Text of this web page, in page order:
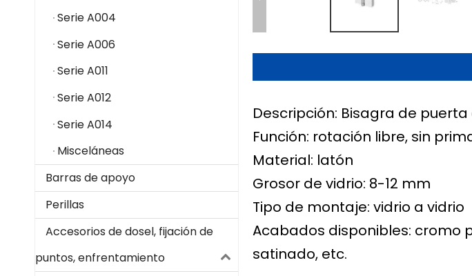
Serie A004
Serie A006
Serie A011
Serie A012
Serie A014
Misceláneas
Barras de apoyo
Perillas
Accesorios de dosel, fijación de
puntos, enfrentamiento
Descripción: Bisagra de
Función: rotación libre, sin
Material: latón
Grosor de vidrio: 8-12 mm
Tipo de montaje: vidrio a vidrio
Acabados disponibles: cromo
satinado, etc.